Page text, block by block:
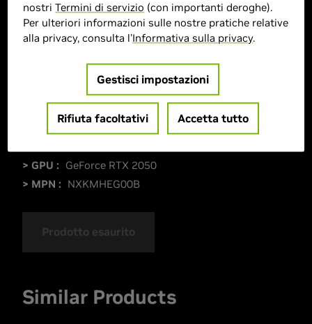
> GPU : GeForce RTX 2050
> MPN : NXKMHEG00B
Prodotto esaurito
Similar Products
nostriTermini di servizio (con importanti deroghe).
Per ulteriori informazioni sulle nostre pratiche relative
alla privacy, consulta l'Informativa sulla privacy.
Gestisci impostazioni
Rifiuta facoltativi Accetta tutto